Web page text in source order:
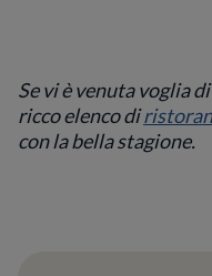
Se vi è venuta voglia di
ricco elenco di
con la bella stagione.